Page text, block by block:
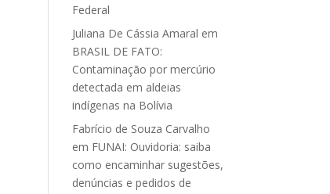
Federal
Juliana De Cássia Amaral em
BRASIL DE FATO:
Contaminação por mercúrio
detectada em aldeias
indígenas na Bolívia
Fabrício de Souza Carvalho
em FUNAI: Ouvidoria: saiba
como encaminhar sugestões,
denúncias e pedidos de